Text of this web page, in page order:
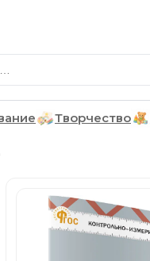
Творчество